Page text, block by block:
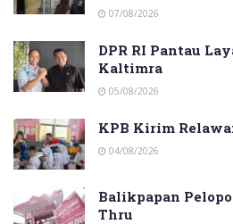
07/08/2026
DPR RI Pantau
Kaltimra
05/08/2026
KPB Kirim
04/08/2026
Balikpapan
Thru